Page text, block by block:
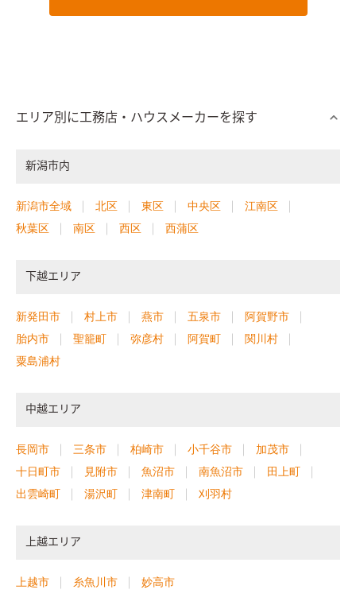
エリア別に工務店・ハウスメーカーを探す
新潟市内
新潟市全域 北区 東区 中央区
江南区
秋葉区
南区 西区 西蒲区
下越エリア
新発田市 村上市 燕市 五泉市
阿賀野市
胎内市
聖籠町 弥彦村 阿賀町
関川村
粟島浦村
中越エリア
長岡市 三条市 柏崎市 小千谷市
加茂市
十日町市
見附市 魚沼市 南魚沼市
田上町
出雲崎町
湯沢町 津南町 刈羽村
上越エリア
上越市 糸魚川市 妙高市